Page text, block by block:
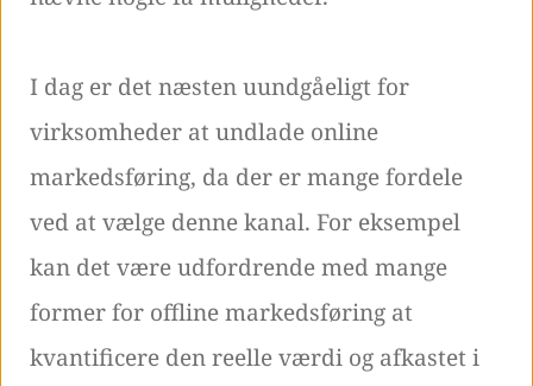
I dag er det næsten uundgåeligt for
virksomheder at undlade online
markedsføring, da der er mange fordele
ved at vælge denne kanal. For eksempel
kan det være udfordrende med mange
former for offline markedsføring at
kvantificere den reelle værdi og afkastet i